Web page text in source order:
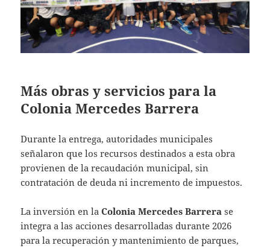
Más obras y servicios para la
Colonia Mercedes Barrera
Durante la entrega, autoridades municipales
señalaron que los recursos destinados a esta obra
provienen de la recaudación municipal, sin
contratación de deuda ni incremento de impuestos.
La inversión en laColonia Mercedes Barrera se
integra a las acciones desarrolladas durante 2026
para la recuperación y mantenimiento de parques,